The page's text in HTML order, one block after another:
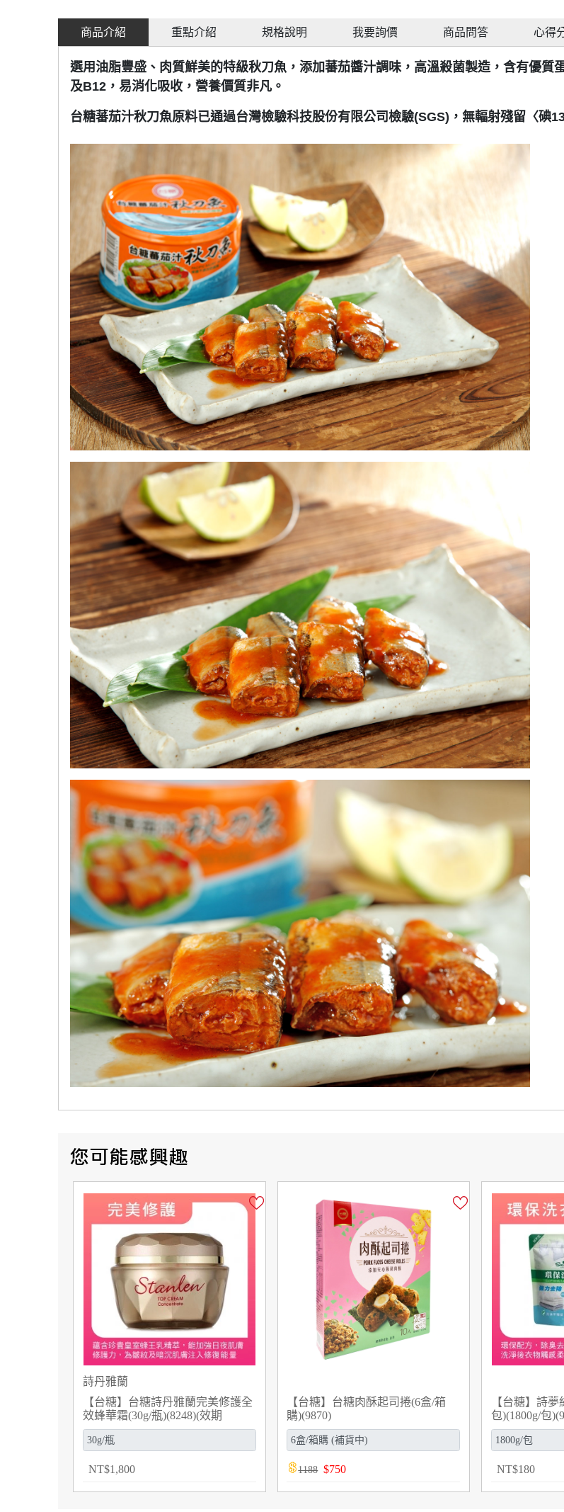
商品介紹 重點介紹 規格說明 我要詢價 商品問答 心得
選用油脂豐盛、肉質鮮美的特級秋刀魚，添加蕃茄醬汁調味，高溫殺菌製造，含有優
及B12，易消化吸收，營養價質非凡。
台糖蕃茄汁秋刀魚原料已通過台灣檢驗科技股份有限公司檢驗(SGS)，無輻射殘留〈碘
詩丹雅蘭
【台糖】台糖詩丹雅蘭完美修護全
效蜂華霜(30g/瓶)(8248)(效期
2027/3/11)
NT$1,800
【台糖】台糖肉酥起司捲(6盒/箱
購)(9870)
1188 $750
【台糖】詩
包)(1800g/包
NT$180